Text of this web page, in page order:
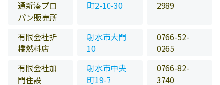
通新湊プロ
パン販売所
町2-10-30
2989
有限会社折
橋燃料店
射水市大門
10
0766-52-
0265
有限会社加
門住設
射水市中央
町19-7
0766-82-
3740